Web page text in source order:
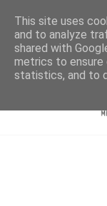
This site uses
and to analyze
shared with
metrics to ensure
statistics, and to